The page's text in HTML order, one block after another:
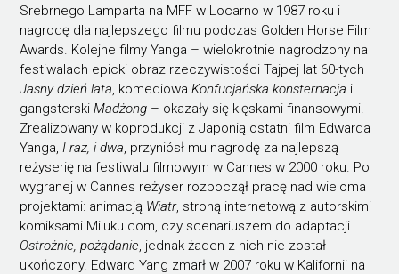
Srebrnego Lamparta na MFF w Locarno w 1987 roku i
nagrodę dla najlepszego filmu podczas Golden Horse Film
Awards. Kolejne filmy Yanga – wielokrotnie nagrodzony na
festiwalach epicki obraz rzeczywistości Tajpej lat 60-tych
Jasny dzień lata, komediowaKonfucjańska konsternacja i
gangsterskiMadżong – okazały się klęskami finansowymi.
Zrealizowany w koprodukcji z Japonią ostatni film Edwarda
Yanga,I raz, i dwa, przyniósł mu nagrodę za najlepszą
reżyserię na festiwalu filmowym w Cannes w 2000 roku. Po
wygranej w Cannes reżyser rozpoczął pracę nad wieloma
projektami: animacją Wiatr, stroną internetową z autorskimi
komiksami Miluku.com, czy scenariuszem do adaptacji
Ostrożnie, pożądanie, jednak żaden z nich nie został
ukończony. Edward Yang zmarł w 2007 roku w Kalifornii na